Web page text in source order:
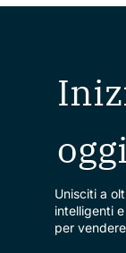
Unisciti a
intelligenti
per